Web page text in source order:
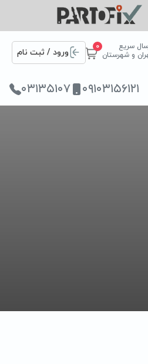
سریع
و شهرستان
0
ورود / ثبت نام
۰۹۱۰۳۱۵۶۱۲۱ ۰۳۱۳۵۱۰۷